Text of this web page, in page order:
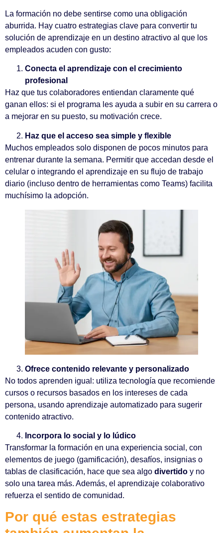
La formación no debe sentirse como una obligación
aburrida. Hay cuatro estrategias clave para convertir tu
solución de aprendizaje en un destino atractivo al que los
empleados acuden con gusto:
Conecta el aprendizaje con el crecimiento
profesional
Haz que tus colaboradores entiendan claramente qué
ganan ellos: si el programa les ayuda a subir en su carrera o
a mejorar en su puesto, su motivación crece.
Haz que el acceso sea simple y flexible
Muchos empleados solo disponen de pocos minutos para
entrenar durante la semana. Permitir que accedan desde el
celular o integrando el aprendizaje en su flujo de trabajo
diario (incluso dentro de herramientas como Teams) facilita
muchísimo la adopción.
Ofrece contenido relevante y personalizado
No todos aprenden igual: utiliza tecnología que recomiende
cursos o recursos basados en los intereses de cada
persona, usando aprendizaje automatizado para sugerir
contenido atractivo.
Incorpora lo social y lo lúdico
Transformar la formación en una experiencia social, con
elementos de juego (gamificación), desafíos, insignias o
tablas de clasificación, hace que sea algo divertido y no
solo una tarea más. Además, el aprendizaje colaborativo
refuerza el sentido de comunidad.
Por qué estas estrategias